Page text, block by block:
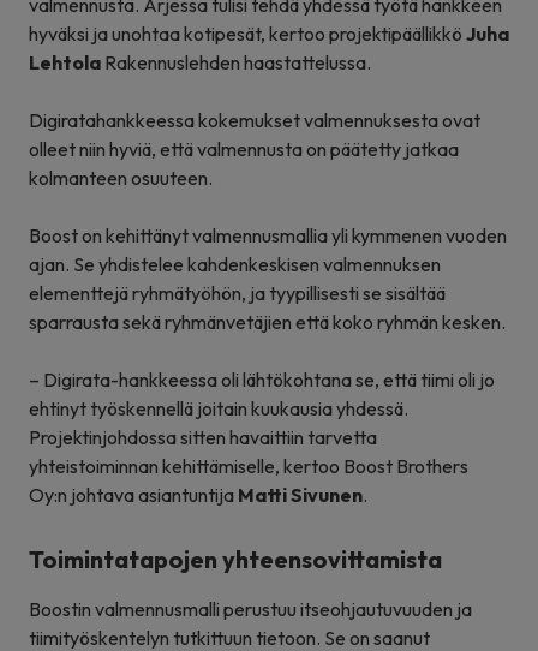
valmennusta. Arjessa tulisi tehdä yhdessä työtä hankkeen
hyväksi ja unohtaa kotipesät, kertoo projektipäällikkö Juha
Lehtola Rakennuslehden haastattelussa.
Digiratahankkeessa kokemukset valmennuksesta ovat
olleet niin hyviä, että valmennusta on päätetty jatkaa
kolmanteen osuuteen.
Boost on kehittänyt valmennusmallia yli kymmenen vuoden
ajan. Se yhdistelee kahdenkeskisen valmennuksen
elementtejä ryhmätyöhön, ja tyypillisesti se sisältää
sparrausta sekä ryhmänvetäjien että koko ryhmän kesken.
– Digirata-hankkeessa oli lähtökohtana se, että tiimi oli jo
ehtinyt työskennellä joitain kuukausia yhdessä.
Projektinjohdossa sitten havaittiin tarvetta
yhteistoiminnan kehittämiselle, kertoo Boost Brothers
Oy:n johtava asiantuntija Matti Sivunen.
Toimintatapojen yhteensovittamista
Boostin valmennusmalli perustuu itseohjautuvuuden ja
tiimityöskentelyn tutkittuun tietoon. Se on saanut